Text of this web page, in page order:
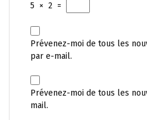
5 × 2 =
Prévenez-moi de tous les
par e-mail.
Prévenez-moi de tous les
mail.